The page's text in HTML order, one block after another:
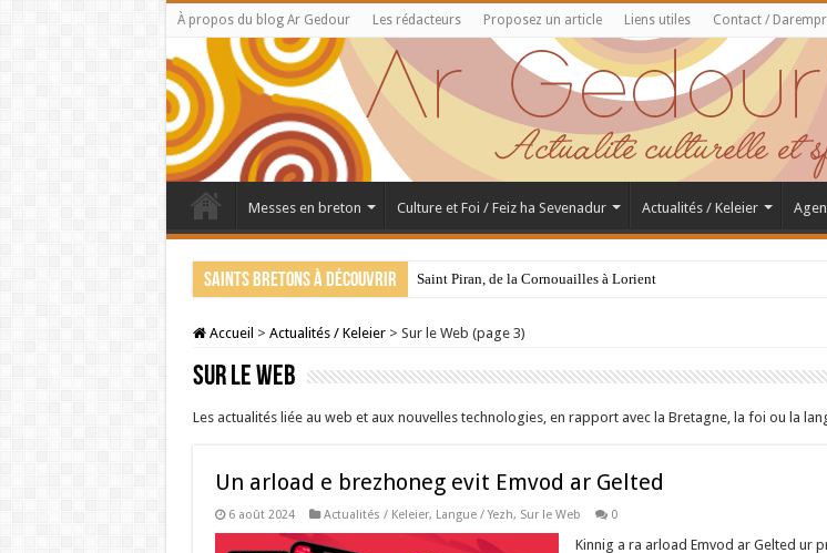
À propos du blog Ar Gedour Les rédacteurs Proposez un article Liens utiles Contact /
Messes en breton Culture et Foi / Feiz ha Sevenadur Actualités / Keleier
Saints bretons à découvrir Saint Piran, de la Cornouailles à Lorient
28 juillet : Saint Samson de Dol, père de la Bretagne chrétienne
Accueil > Actualités / Keleier > Sur le Web (page 3)
Sur le Web
Les actualités liée au web et aux nouvelles technologies, en rapport avec la Bretagne, la foi ou la
Un arload e brezhoneg evit Emvod ar Gelted
6 août 2024 Actualités / Keleier, Langue / Yezh, Sur le Web 0
Kinnig a ra arload Emvod ar Gelted ur